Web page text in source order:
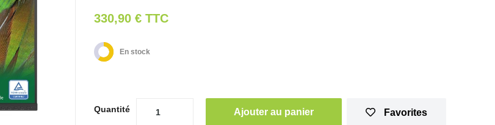
330,90 € TTC
En stock
Quantité Ajouter au panier Favorites